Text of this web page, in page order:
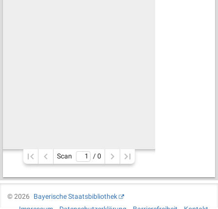
Scan / 0
©2026
Bayerische Staatsbibliothek